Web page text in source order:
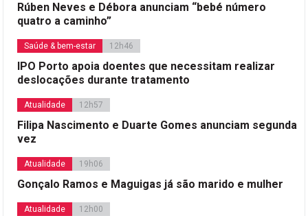
Rúben Neves e Débora anunciam “bebé número
quatro a caminho”
Saúde & bem-estar 12h46
IPO Porto apoia doentes que necessitam realizar
deslocações durante tratamento
Atualidade 12h57
Filipa Nascimento e Duarte Gomes anunciam segunda
vez
Atualidade 19h06
Gonçalo Ramos e Maguigas já são marido e mulher
Atualidade 12h00